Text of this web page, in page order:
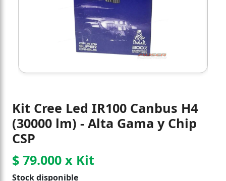
Kit Cree Led IR100 Canbus H4
(30000 lm) - Alta Gama y Chip
CSP
$ 79.000 x Kit
Stock disponible